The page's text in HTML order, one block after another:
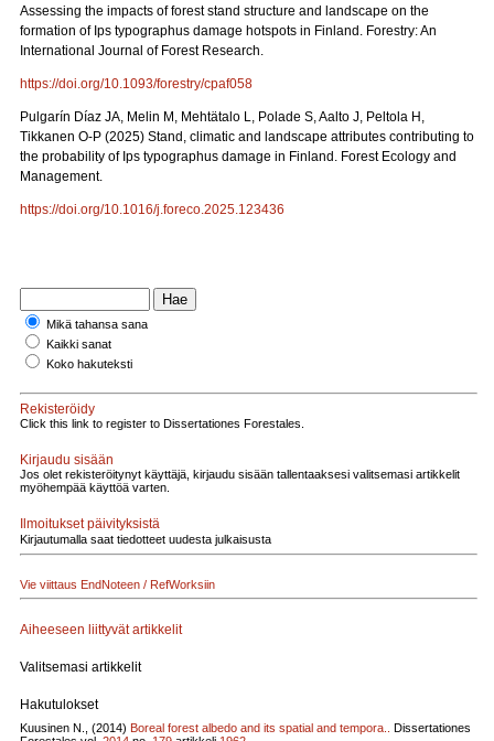
Assessing the impacts of forest stand structure and landscape on the
formation of Ips typographus damage hotspots in Finland. Forestry: An
International Journal of Forest Research.
https://doi.org/10.1093/forestry/cpaf058
Pulgarín Díaz JA, Melin M, Mehtätalo L, Polade S, Aalto J, Peltola H,
Tikkanen O-P (2025) Stand, climatic and landscape attributes contributing to
the probability of Ips typographus damage in Finland. Forest Ecology and
Management.
https://doi.org/10.1016/j.foreco.2025.123436
Mikä tahansa sana
Kaikki sanat
Koko hakuteksti
Rekisteröidy
Click this link to register to Dissertationes Forestales.
Kirjaudu sisään
Jos olet rekisteröitynyt käyttäjä, kirjaudu sisään tallentaaksesi valitsemasi artikkelit
myöhempää käyttöä varten.
Ilmoitukset päivityksistä
Kirjautumalla saat tiedotteet uudesta julkaisusta
Vie viittaus EndNoteen / RefWorksiin
Aiheeseen liittyvät artikkelit
Valitsemasi artikkelit
Hakutulokset
Kuusinen N., (2014) Boreal forest albedo and its spatial and tempora..
Dissertationes